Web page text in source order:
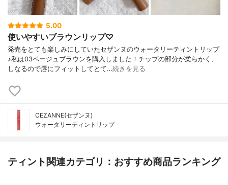
5.00
使いやすいブラウンリップ♡
発売をとても楽しみにしていたセザンヌのウォータリーティントリップ
♪私は03ベージュブラウンを購入しました！チップの部分が柔らかく、
しなるので唇にフィットしてとて…続きを見る
CEZANNE(セザンヌ)
ウォータリーティントリップ
ティント関連カテゴリ：おすすめ商品ランキング